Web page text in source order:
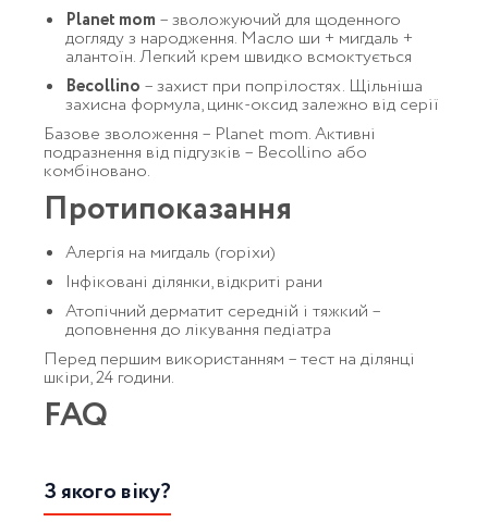
Planet mom – зволожуючий для щоденного
догляду з народження. Масло ши + мигдаль +
алантоїн. Легкий крем швидко всмоктується
Becollino – захист при попрілостях. Щільніша
захисна формула, цинк-оксид залежно від серії
Базове зволоження – Planet mom. Активні
подразнення від підгузків – Becollino або
комбіновано.
Протипоказання
Алергія на мигдаль (горіхи)
Інфіковані ділянки, відкриті рани
Атопічний дерматит середній і тяжкий –
доповнення до лікування педіатра
Перед першим використанням – тест на ділянці
шкіри, 24 години.
FAQ
З якого віку?